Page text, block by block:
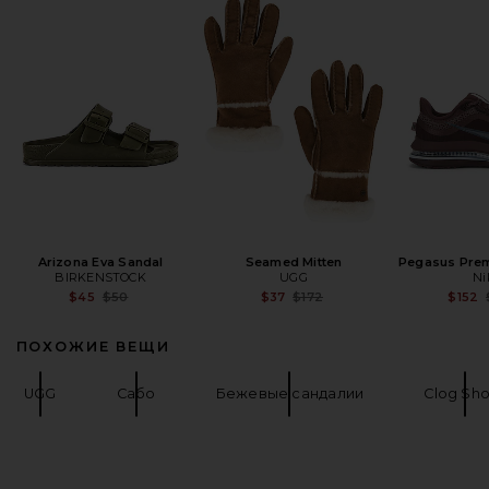
Arizona Eva Sandal
BIRKENSTOCK
$45 Previous price:
$50
Seamed Mitten
UGG
$37 Previous price:
$172
Pegasus
$152
ПОХОЖИЕ ВЕЩИ
UGG Сабо Бежевые сандалии Clog